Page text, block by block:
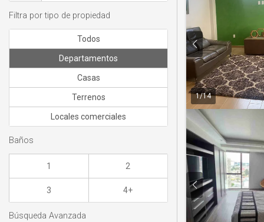
1/14
Filtra por tipo de propiedad
Todos
Departamentos
Casas
Terrenos
Locales comerciales
Baños
1 2
3 4+
Búsqueda Avanzada